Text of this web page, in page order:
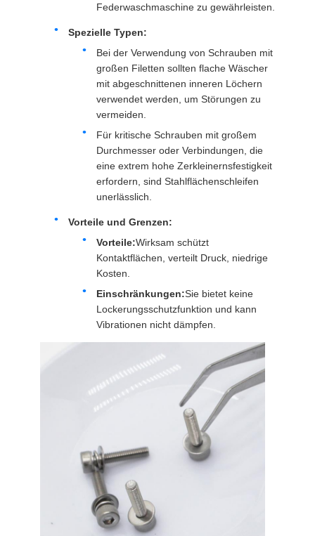
Federwaschmaschine zu gewährleisten.
Spezielle Typen:
Bei der Verwendung von Schrauben mit
großen Filetten sollten flache Wäscher
mit abgeschnittenen inneren Löchern
verwendet werden, um Störungen zu
vermeiden.
Für kritische Schrauben mit großem
Durchmesser oder Verbindungen, die
eine extrem hohe Zerkleinernsfestigkeit
erfordern, sind Stahlflächenschleifen
unerlässlich.
Vorteile und Grenzen:
Vorteile:Wirksam schützt
Kontaktflächen, verteilt Druck, niedrige
Kosten.
Einschränkungen:Sie bietet keine
Lockerungsschutzfunktion und kann
Vibrationen nicht dämpfen.